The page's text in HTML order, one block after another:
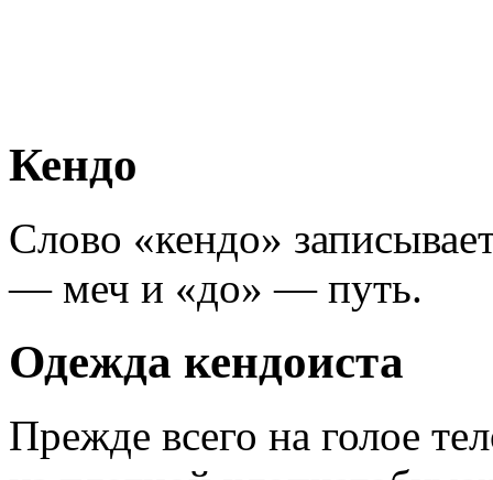
Кендо
Слово «кендо»
— меч и «до» — путь.
Одежда кендоиста
Прежде всего на голое